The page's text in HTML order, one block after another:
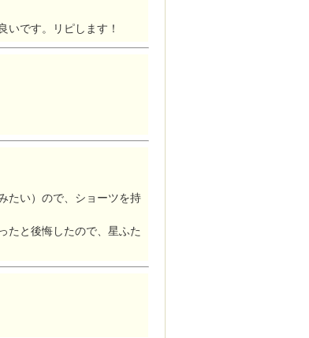
いです。リピします！
たい）ので、ショーツを持
たと後悔したので、星ふた